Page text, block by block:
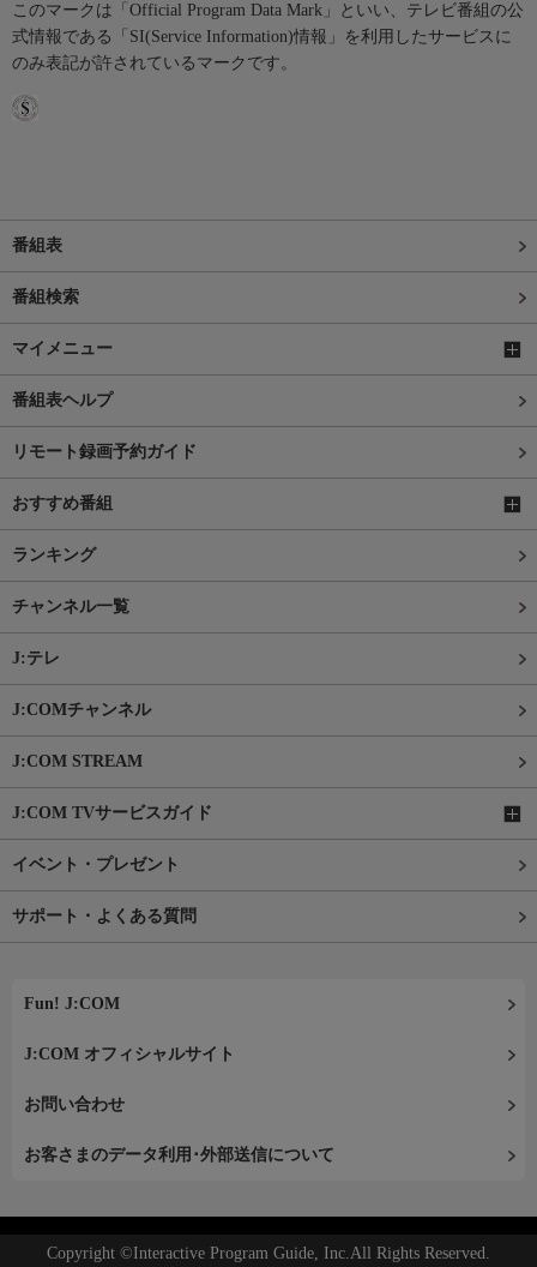
このマークは「Official Program Data Mark」といい、テレビ番組の公
式情報である「SI(Service Information)情報」を利用したサービスに
のみ表記が許されているマークです。
番組表
番組検索
マイメニュー
番組表ヘルプ
リモート録画予約ガイド
おすすめ番組
ランキング
チャンネル一覧
J:テレ
J:COMチャンネル
J:COM STREAM
J:COM TVサービスガイド
イベント・プレゼント
サポート・よくある質問
Fun! J:COM
J:COM オフィシャルサイト
お問い合わせ
お客さまのデータ利用･外部送信について
Copyright ©Interactive Program Guide, Inc.All Rights Reserved.